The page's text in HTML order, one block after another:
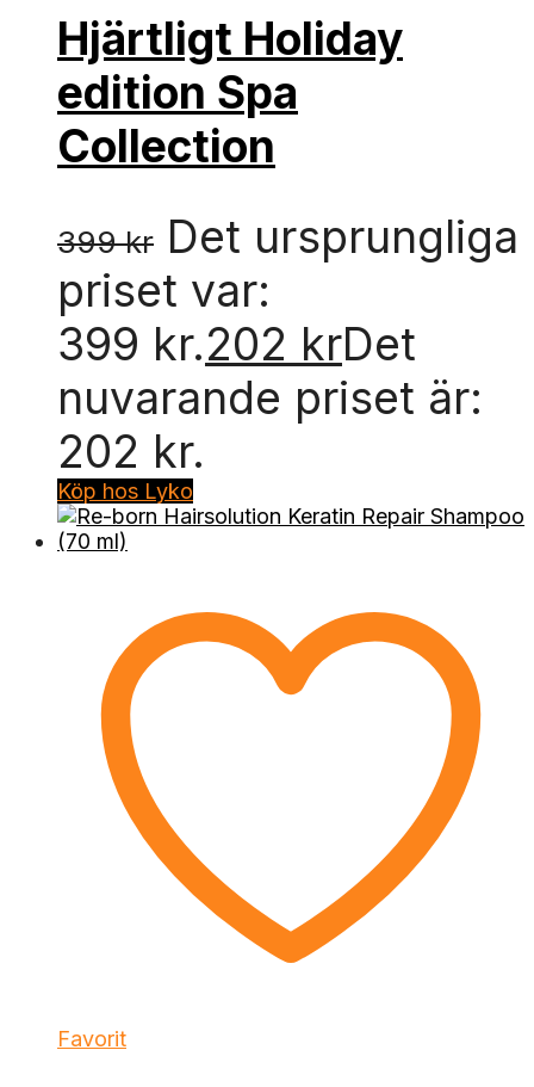
Hjärtligt Holiday
edition Spa
Collection
399kr Det ursprungliga
priset var:
399 kr.202 krDet
nuvarande priset är:
202 kr.
Köp hos Lyko
Favorit